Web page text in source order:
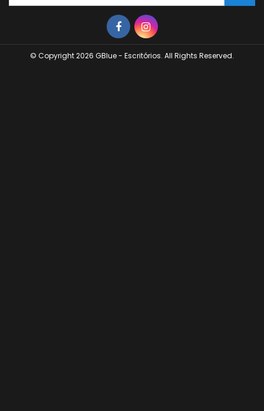
© Copyright 2026 GBlue - Escritórios. All Rights Reserved.